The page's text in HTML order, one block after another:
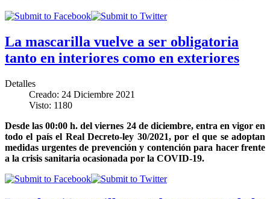
La mascarilla vuelve a ser obligatoria
tanto en interiores como en exteriores
Detalles
Creado: 24 Diciembre 2021
Visto: 1180
Desde las 00:00 h. del viernes 24 de diciembre, entra en vigor en
todo el país el Real Decreto-ley 30/2021, por el que se adoptan
medidas urgentes de prevención y contención para hacer frente
a la crisis sanitaria ocasionada por la COVID-19.